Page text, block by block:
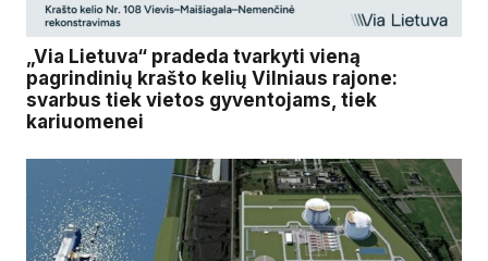
„Via Lietuva“ pradeda tvarkyti vieną
pagrindinių krašto kelių Vilniaus rajone:
svarbus tiek vietos gyventojams, tiek
kariuomenei